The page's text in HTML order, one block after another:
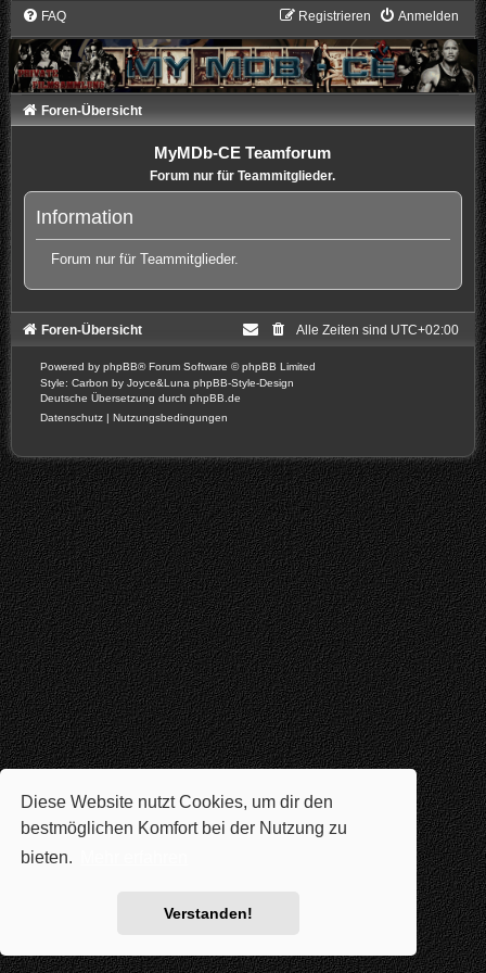
Diese Website nutzt Cookies, um dir den
bestmöglichen Komfort bei der Nutzung zu
bieten.
Verstanden!
FAQ Anmelden
Registrieren
Foren-Übersicht
MyMDb-CE Teamforum
Forum nur für Teammitglieder.
Information
Forum nur für Teammitglieder.
Foren-Übersicht Alle Zeiten sind UTC+02:00
Powered by phpBB® Forum Software © phpBB Limited
Style: Carbon by Joyce&Luna phpBB-Style-Design
Deutsche Übersetzung durch phpBB.de
Datenschutz | Nutzungsbedingungen